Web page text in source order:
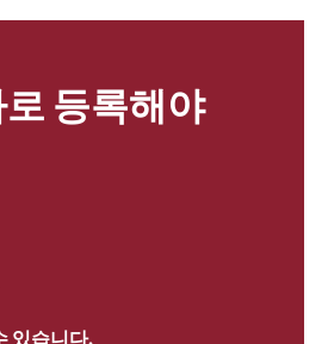
등록해야
있습니다.